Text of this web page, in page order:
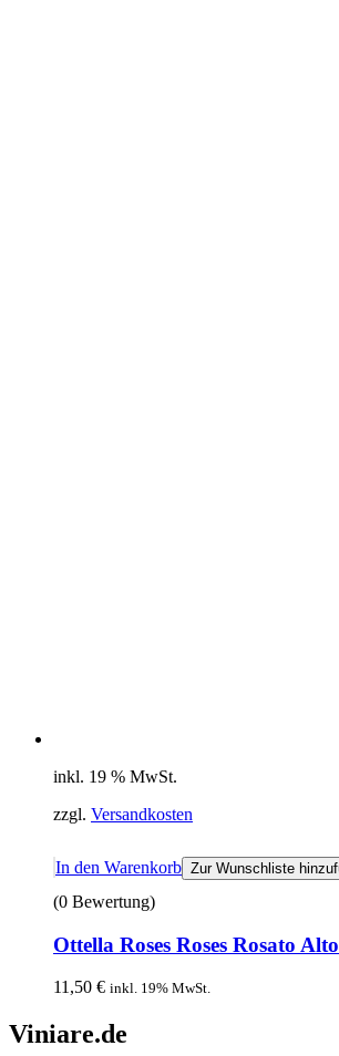
inkl. 19 % MwSt.
zzgl. Versandkosten
In den Warenkorb Zur Wunschliste
(0 Bewertung)
Ottella Roses Roses Rosato
11,50 € inkl. 19% MwSt.
Viniare.de